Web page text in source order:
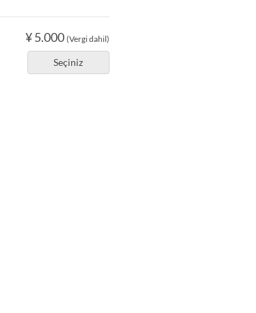
¥ 5.000 (Vergi dahil)
Seçiniz